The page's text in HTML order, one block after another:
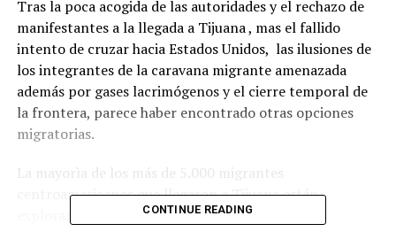
Tras la poca acogida de las autoridades y el rechazo de
manifestantes a la llegada a Tijuana , mas el fallido
intento de cruzar hacia Estados Unidos, las ilusiones de
los integrantes de la caravana migrante amenazada
además por gases lacrimógenos y el cierre temporal de
la frontera, parece haber encontrado otras opciones
migratorias.
La mayorìa de los más de 5.000 migrantes
centroamericanos que llegaron a Tijuana están
explorando con urgencia otras opciones ante el
CONTINUE READING